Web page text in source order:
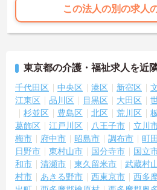
この法人の別の求人
東京都の介護・福祉求人を近
千代田区 中央区 港区 新宿区
江東区
品川区 目黒区 大田区
杉並区
豊島区 北区 荒川区
葛飾区
江戸川区 八王子市 立川
梅市
府中市 昭島市 調布市 町
日野市
東村山市 国分寺市 国立
和市
清瀬市 東久留米市 武蔵村
村市
あきる野市 西東京市 西多